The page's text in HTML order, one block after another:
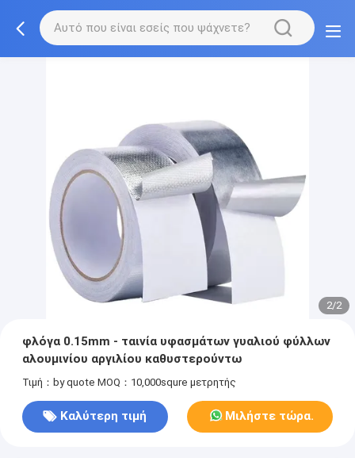
2/2
φλόγα 0.15mm - ταινία υφασμάτων γυαλιού φύλλων
αλουμινίου αργιλίου καθυστερούντω
Τιμή：by quote MOQ：10,000squre μετρητής
Καλύτερη τιμή Μιλήστε τώρα.